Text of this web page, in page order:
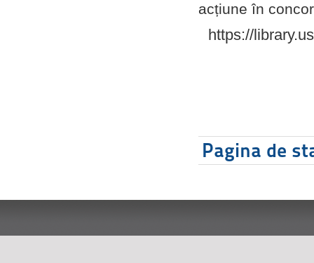
acțiune în
https://
Pagina de